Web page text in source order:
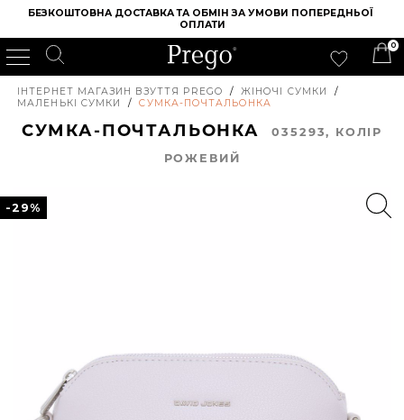
БЕЗКОШТОВНА ДОСТАВКА ТА ОБМІН ЗА УМОВИ ПОПЕРЕДНЬОЇ
ОПЛАТИ
0
ІНТЕРНЕТ МАГАЗИН ВЗУТТЯ PREGO / ЖІНОЧІ СУМКИ
/
МАЛЕНЬКІ СУМКИ
/ СУМКА-ПОЧТАЛЬОНКА
СУМКА-ПОЧТАЛЬОНКА035293, КОЛIР
РОЖЕВИЙ
-29%